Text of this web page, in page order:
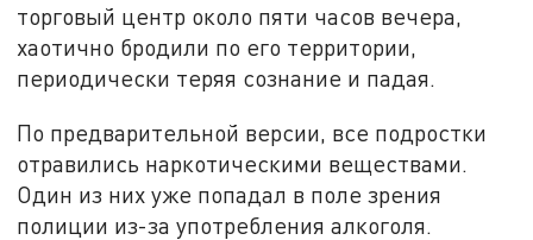
торговый центр около пяти часов вечера,
хаотично бродили по его территории,
периодически теряя сознание и падая.
По предварительной версии, все подростки
отравились наркотическими веществами.
Один из них уже попадал в поле зрения
полиции из-за употребления алкоголя.